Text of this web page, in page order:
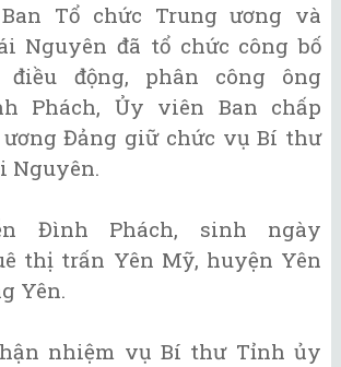
Ban Tổ chức Trung ương và
Nguyên đã tổ chức công bố
điều động, phân công ông
Phách, Ủy viên Ban chấp
Đảng giữ chức vụ Bí thư
Nguyên.
Đình Phách, sinh ngày
thị trấn Yên Mỹ, huyện Yên
Yên.
nhiệm vụ Bí thư Tỉnh ủy